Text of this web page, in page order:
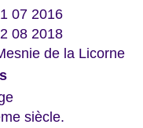
07 2016
08 2018
de la Licorne
siècle.